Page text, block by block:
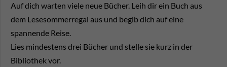
Auf dich warten viele neue Bücher. Leih dir ein Buch aus
dem Lesesommerregal aus und begib dich auf eine
spannende Reise.
Lies mindestens drei Bücher und stelle sie kurz in der
Bibliothek vor.